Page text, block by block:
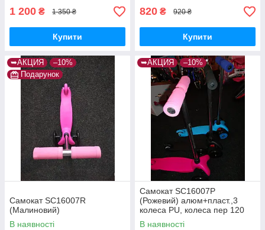
1 200 ₴ 1 350 ₴
Купити
820 ₴ 920 ₴
Купити
➥АКЦИЯ
–10%
Подарунок
Самокат SC16007R
(Малиновий)
В наявності
➥АКЦИЯ –10%
Самокат SC16007P
(Рожевий) алюм+пласт.,3
колеса PU, колеса пер 120
мм задн 76 мм
В наявності